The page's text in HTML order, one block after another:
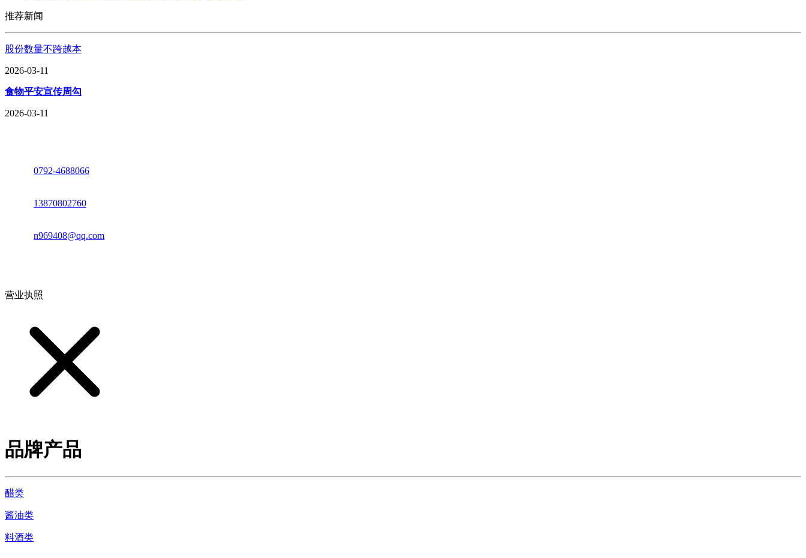
推荐新闻
股份数量不跨越本
2026-03-11
食物平安宣传周勾
2026-03-11
0792-4688066
13870802760
n969408@qq.com
营业执照
品牌产品
醋类
酱油类
料酒类